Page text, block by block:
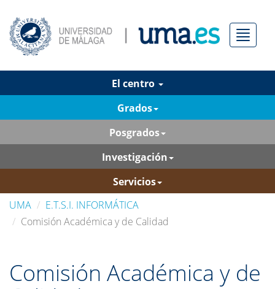
Menú
El centro
Grados
Posgrados
Investigación
Servicios
UMA
E.T.S.I. INFORMÁTICA
Comisión Académica y de Calidad
Comisión Académica y de